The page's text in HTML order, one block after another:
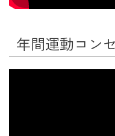
年間運動コン